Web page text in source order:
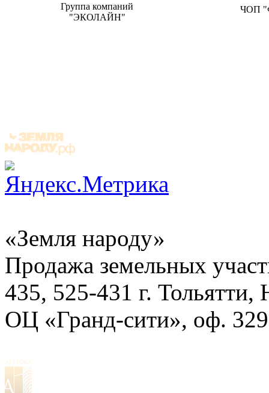
Группа компаний
"ЭКОЛАЙН"
ЧОП
«Земля народу»
Продажа земельных
435, 525-431 г.
ОЦ «Гранд-сити», оф.